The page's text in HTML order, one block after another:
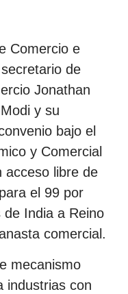
Comercio e
de
Jonathan
y su
bajo el
y Comercial
acceso libre de
el 99 por
India a Reino
comercial.
mecanismo
industrias con